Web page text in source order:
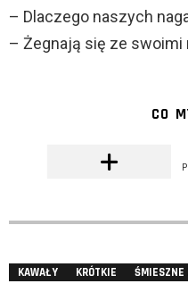
– Dlaczego naszych
– Żegnają się ze swoimi
CO
KAWAŁY KRÓTKIE ŚMIESZNE